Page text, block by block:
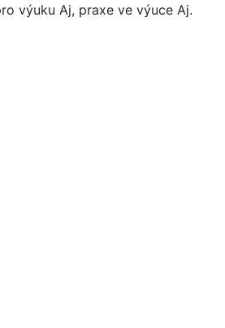
výuku Aj, praxe ve výuce Aj.